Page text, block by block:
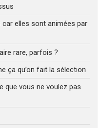
elles sont animées par
rare, parfois ?
ça qu’on fait la sélection
que vous ne voulez pas